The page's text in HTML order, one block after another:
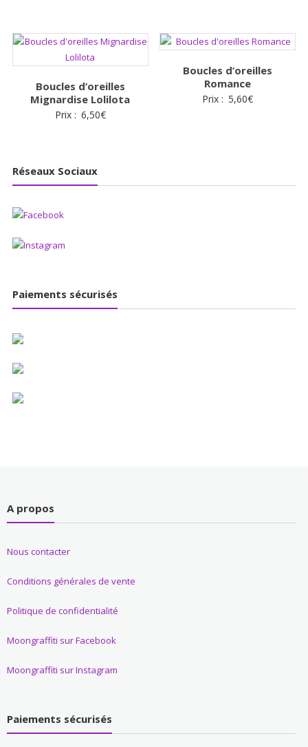
Boucles d’oreilles
Mignardise Lolilota
Prix : 6,50€
Boucles d’oreilles
Romance
Prix : 5,60€
Réseaux Sociaux
Paiements sécurisés
A propos
Nous contacter
Conditions générales de vente
Politique de confidentialité
Moongraffiti sur Facebook
Moongraffiti sur Instagram
Paiements sécurisés